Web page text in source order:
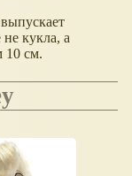
кукла, а
10 см.